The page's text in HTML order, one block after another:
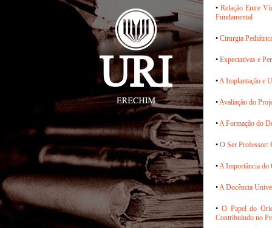
•Relação Entre
Fundamental
• Cirurgia
• Expectativas e
•A Implantação e
•Avaliação do
•A Formação do
• O Ser Professor:
•A Importância do
•A Docência
• O Papel do
Contribuindo no